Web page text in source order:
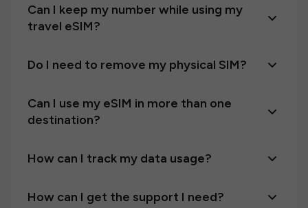
Can I keep my number while using my
travel eSIM?
Do I need to remove my physical SIM?
Can I use my eSIM in more than one
destination?
How can I track my data usage?
How can I get the support I need?